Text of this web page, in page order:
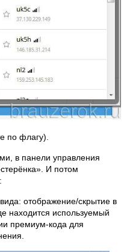
по флагу).
в панели управления
И потом
отображение/скрытие в
находится используемый
премиум-кода для